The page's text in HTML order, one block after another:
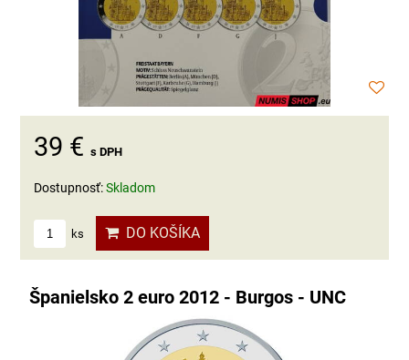
39 € s DPH
Dostupnosť:Skladom
ks DO KOŠÍKA
Španielsko 2 euro 2012 - Burgos - UNC